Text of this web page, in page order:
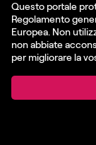
Questo portale
Regolamento
Europea. Non
non abbiate
per migliorare la
Informativa
Italiano
© Enel Spa All